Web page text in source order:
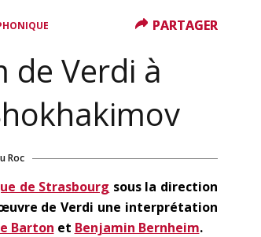
de Verdi à
Roc
de Strasbourg sous la direction
de Verdi une interprétation
Barton et Benjamin Bernheim.
PARTAGER
PARTAGER